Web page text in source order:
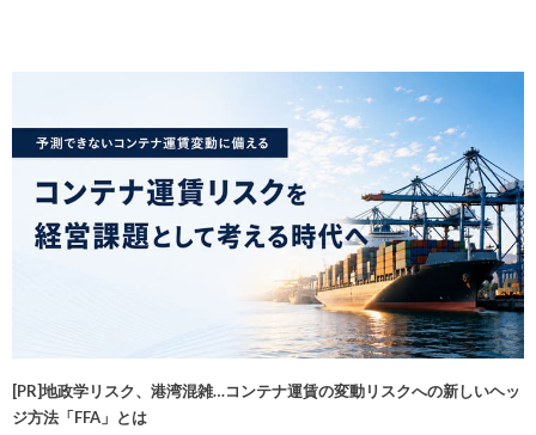
[PR]地政学リスク、港湾混雑…コンテナ運賃の変動リスクへの新しいヘッ
ジ方法「FFA」とは